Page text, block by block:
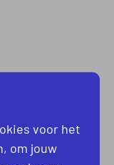
voor het
om jouw